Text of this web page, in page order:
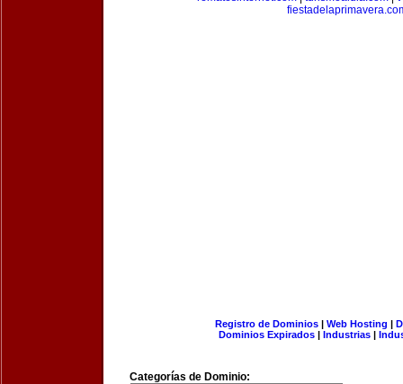
Registro de Dominios| Web Hosting |
Dominios Expirados | Industrias |
Categorías de Dominio: